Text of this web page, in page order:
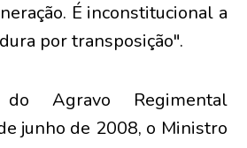
É inconstitucional a
por transposição".
Agravo Regimental
junho de 2008, o Ministro